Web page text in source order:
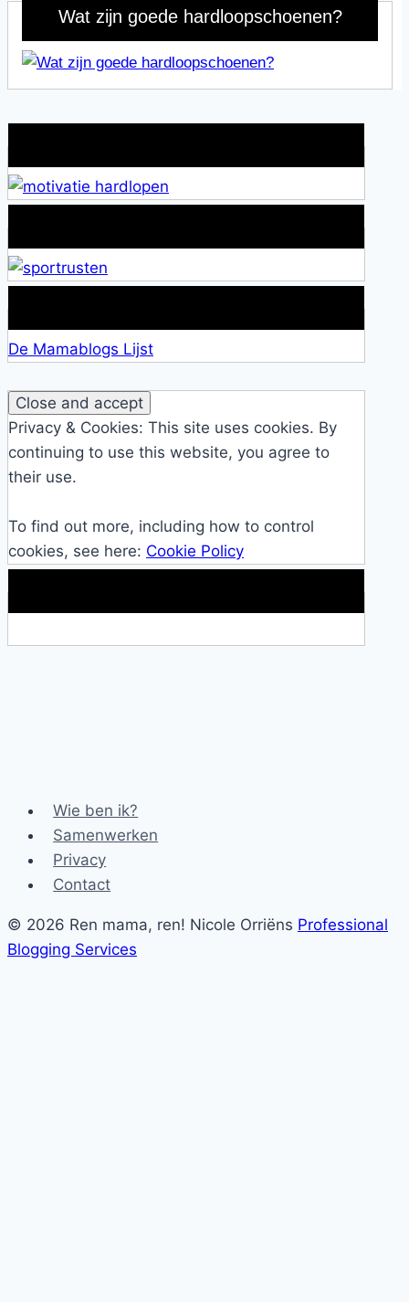
Wat zijn goede hardloopschoenen?
De Mamablogs Lijst
Privacy & Cookies: This site uses cookies. By
continuing to use this website, you agree to
their use.
To find out more, including how to control
cookies, see here: Cookie Policy
Wie ben ik?
Samenwerken
Privacy
Contact
© 2026 Ren mama, ren! Nicole Orriëns Professional
Blogging Services